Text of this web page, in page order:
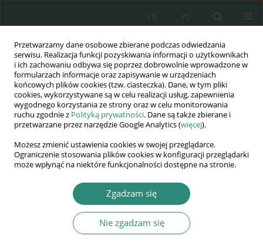
Przetwarzamy dane osobowe zbierane podczas odwiedzania
serwisu. Realizacja funkcji pozyskiwania informacji o użytkownikach
i ich zachowaniu odbywa się poprzez dobrowolnie wprowadzone w
formularzach informacje oraz zapisywanie w urządzeniach
końcowych plików cookies (tzw. ciasteczka). Dane, w tym pliki
cookies, wykorzystywane są w celu realizacji usług, zapewnienia
wygodnego korzystania ze strony oraz w celu monitorowania
ruchu zgodnie z Polityką prywatności. Dane są także zbierane i
przetwarzane przez narzędzie Google Analytics (więcej).
Możesz zmienić ustawienia cookies w swojej przeglądarce.
Ograniczenie stosowania plików cookies w konfiguracji przeglądarki
może wpłynąć na niektóre funkcjonalności dostępne na stronie.
Zgadzam się
Nie zgadzam się
PL
EN
Wydawnictwo
AWSGE
Akademia Nauk Stosowanych
WSGE
im. Alcide De Gasperi
Mino Ianne
The human right to the environment and the